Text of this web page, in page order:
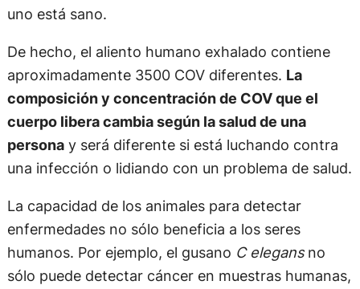
uno está sano.
De hecho, el aliento humano exhalado contiene
aproximadamente 3500 COV diferentes. La
composición y concentración de COV que el
cuerpo libera cambia según la salud de una
personay será diferente si está luchando contra
una infección o lidiando con un problema de salud.
La capacidad de los animales para detectar
enfermedades no sólo beneficia a los seres
humanos. Por ejemplo, el gusano C elegansno
sólo puede detectar cáncer en muestras humanas,